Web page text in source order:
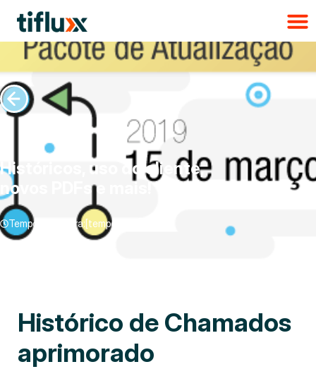
Históricos, uso do cliente,
novos PDFs e mais!
Tempo de leitura:[tempo_de_leitura]
Histórico de Chamados
aprimorado